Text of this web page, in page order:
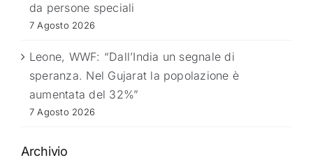
da persone speciali
7 Agosto 2026
Leone, WWF: “Dall’India un segnale di
speranza. Nel Gujarat la popolazione è
aumentata del 32%”
7 Agosto 2026
Archivio